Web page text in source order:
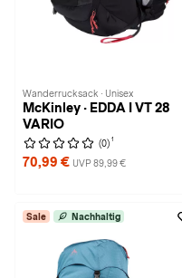
Wanderrucksack · Unisex
McKinley · EDDA I VT 28
VARIO
(0) 1
70,99 € UVP 89,99 €
Sale Nachhaltig